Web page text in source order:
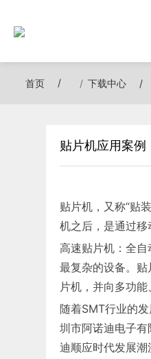
首页 下载中心
贴片机应用案例
贴片机，又称“贴
机之后，是通过移
高速贴片机：全自
最复杂的设备。
片机，并向多功能
随着SMT行业的
圳市阿诺迪电子
迪顺应时代发展